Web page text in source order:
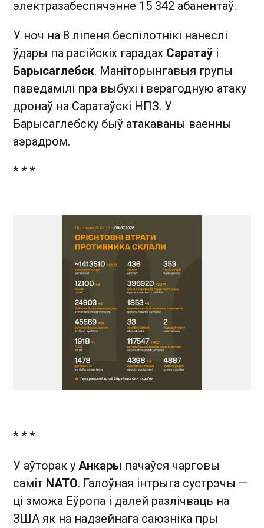
электразабеспячэнне 15 342 абанентаў.
У ноч на 8 ліпеня беспілотнікі нанеслі
ўдары па расійскіх гарадах Саратаў і
Барысаглебск. Маніторынгавыя групы
паведамілі пра выбухі і верагодную атаку
дронаў на Саратаўскі НПЗ. У
Барысаглебску быў атакаваны ваенны
аэрадром.
* * *
* * *
У аўторак у Анкары пачаўся чарговы
саміт NATO. Галоўная інтрыга сустрэчы —
ці зможа Еўропа і далей разлічваць на
ЗША як на надзейнага саюзніка пры